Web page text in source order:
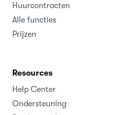
Huurcontracten
Alle functies
Prijzen
Resources
Help Center
Ondersteuning